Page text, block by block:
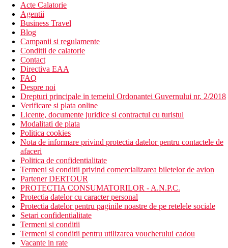
Acte Calatorie
Agentii
Business Travel
Blog
Campanii si regulamente
Conditii de calatorie
Contact
Directiva EAA
FAQ
Despre noi
Drepturi principale in temeiul Ordonantei Guvernului nr. 2/2018
Verificare si plata online
Licente, documente juridice si contractul cu turistul
Modalitati de plata
Politica cookies
Nota de informare privind protectia datelor pentru contactele de
afaceri
Politica de confidentialitate
Termeni si conditii privind comercializarea biletelor de avion
Partener DERTOUR
PROTECTIA CONSUMATORILOR - A.N.P.C.
Protectia datelor cu caracter personal
Protectia datelor pentru paginile noastre de pe retelele sociale
Setari confidentialitate
Termeni si conditii
Termeni si conditii pentru utilizarea voucherului cadou
Vacante in rate